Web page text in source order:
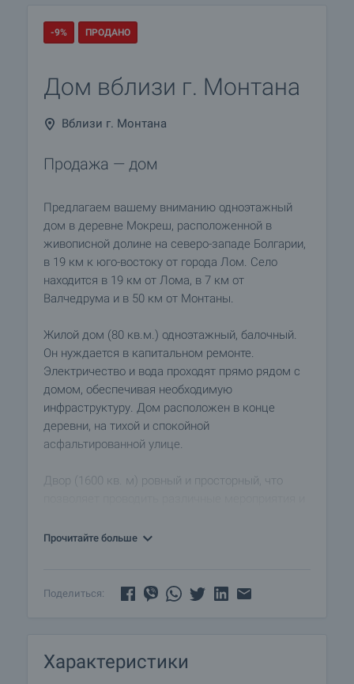
-9% ПРОДАНО
Дом вблизи г. Монтана
Вблизи г. Монтана
Продажа — дом
Предлагаем вашему вниманию одноэтажный
дом в деревне Мокреш, расположенной в
живописной долине на северо-западе Болгарии,
в 19 км к юго-востоку от города Лом. Село
находится в 19 км от Лома, в 7 км от
Валчедрума и в 50 км от Монтаны.
Жилой дом (80 кв.м.) одноэтажный, балочный.
Он нуждается в капитальном ремонте.
Электричество и вода проходят прямо рядом с
домом, обеспечивая необходимую
инфраструктуру. Дом расположен в конце
деревни, на тихой и спокойной
асфальтированной улице.
Двор (1600 кв. м) ровный и просторный, что
Благодаря своему удобному расположению,
природой.
нами сегодня, чтобы договориться о просмотре
Прочитайте больше
Поделиться:
Характеристики